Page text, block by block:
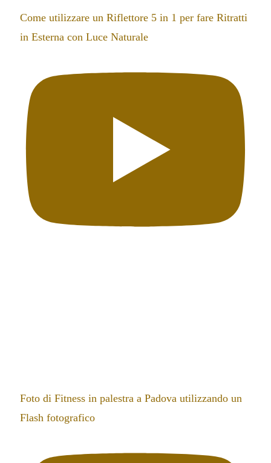
Come utilizzare un Riflettore 5 in 1 per fare Ritratti
in Esterna con Luce Naturale
Foto di Fitness in palestra a Padova utilizzando un
Flash fotografico